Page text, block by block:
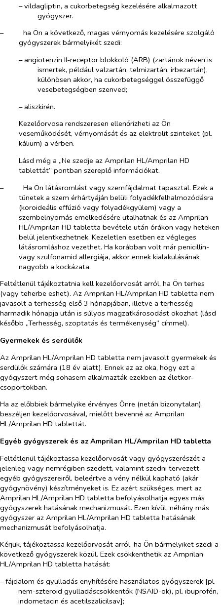
–​vildagliptin, a cukorbetegség kezelésére alkalmazott
gyógyszer.
–​
ha Ön a következő, magas vérnyomás kezelésére szolgáló
gyógyszerek bármelyikét szedi:
–​angiotenzin II-receptor blokkoló (ARB) (zartánok néven is
ismertek, például valzartán, telmizartán, irbezartán),
különösen akkor, ha cukorbetegséggel összefüggő
vesebetegségben szenved;
–​aliszkirén.
Kezelőorvosa rendszeresen ellenőrizheti az Ön
veseműködését, vérnyomását és az elektrolit szinteket (pl.
kálium) a vérben.
Lásd még a „Ne szedje az Amprilan HL/Amprilan HD
tablettát” pontban szereplő információkat.
–​
Ha Ön látásromlást vagy szemfájdalmat tapasztal. Ezek a
tünetek a szem érhártyáján belüli folyadékfelhalmozódásra
(koroideális effúzió vagy folyadékgyülem) vagy a
szembelnyomás emelkedésére utalhatnak és az Amprilan
HL/Amprilan HD tabletta bevétele után órákon vagy heteken
belül jelentkezhetnek. Kezeletlen esetben ez végleges
látásromláshoz vezethet. Ha korábban volt már penicillin-
vagy szulfonamid allergiája, akkor ennek kialakulásának
nagyobb a kockázata.
Feltétlenül tájékoztatnia kell kezelőorvosát arról, ha Ön terhes
(vagy teherbe eshet). Az Amprilan HL/Amprilan HD tabletta nem
javasolt a terhesség első 3 hónapjában, illetve a terhesség
harmadik hónapja után is súlyos magzatkárosodást okozhat (lásd
később „Terhesség, szoptatás és termékenység” címmel).
Gyermekek és serdülők
Az Amprilan HL/Amprilan HD tabletta nem javasolt gyermekek és
serdülők számára (18 év alatt). Ennek az az oka, hogy ezt a
gyógyszert még sohasem alkalmazták ezekben az életkor-
csoportokban.
Ha az előbbiek bármelyike érvényes Önre (netán bizonytalan),
beszéljen kezelőorvosával, mielőtt bevenné az Amprilan
HL/Amprilan HD tablettát.
Egyéb gyógyszerek és az Amprilan HL/Amprilan HD tabletta
Feltétlenül tájékoztassa kezelőorvosát vagy gyógyszerészét a
jelenleg vagy nemrégiben szedett, valamint szedni tervezett
egyéb gyógyszereiről, beleértve a vény nélkül kapható (akár
gyógynövény) készítményeket is. Ez azért szükséges, mert az
Amprilan HL/Amprilan HD tabletta befolyásolhatja egyes más
gyógyszerek hatásának mechanizmusát. Ezen kívül, néhány más
gyógyszer az Amprilan HL/Amprilan HD tabletta hatásának
mechanizmusát befolyásolhatja.
Kérjük, tájékoztassa kezelőorvosát arról, ha Ön bármelyiket szedi a
következő gyógyszerek közül. Ezek csökkenthetik az Amprilan
HL/Amprilan HD tabletta hatását:
– fájdalom és gyulladás enyhítésére használatos gyógyszerek [pl.
nem-szteroid gyulladáscsökkentők (NSAID-ok), pl. ibuprofén,
indometacin és acetilszalicilsav];